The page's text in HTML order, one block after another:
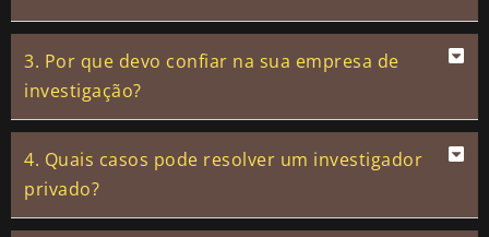
3. Por que devo confiar na sua empresa de
investigação?
4. Quais casos pode resolver um investigador
privado?